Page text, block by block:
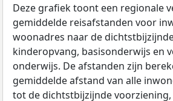
Deze grafiek toont een regionale
gemiddelde reisafstanden voor
woonadres naar de
kinderopvang, basisonderwijs en
onderwijs. De afstanden zijn
gemiddelde afstand van alle
tot de dichtstbijzijnde